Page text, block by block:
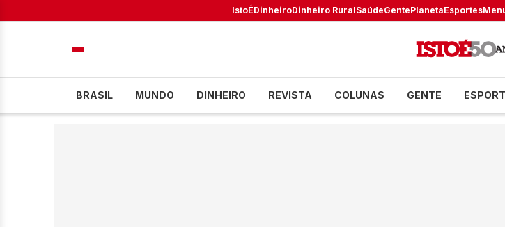
IstoÉDinheiroDinheiro RuralSaúdeGentePlanetaEsportes
BRASIL MUNDO DINHEIRO REVISTA COLUNAS GENTE